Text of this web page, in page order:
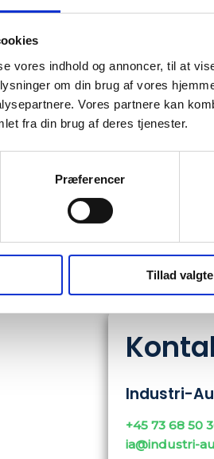
vores indhold og annoncer, til at
om din brug af vores
Vores partnere kan
fra din brug af deres tjenester.
Præferencer
Tillad valgte
30og forvent fuld tilfredshed, når
til at skrive til vores mail på
Industri-
+45 73 68 50
ia@industri-